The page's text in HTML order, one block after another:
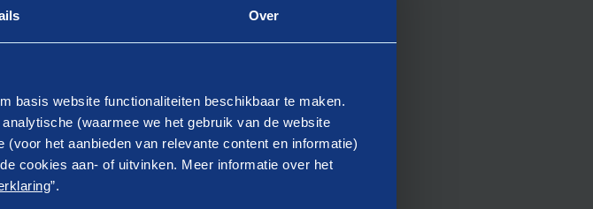
Over
basis website functionaliteiten beschikbaar te maken.
(waarmee we het gebruik van de website
het aanbieden van relevante content en informatie)
cookies aan- of uitvinken. Meer informatie over het
”.